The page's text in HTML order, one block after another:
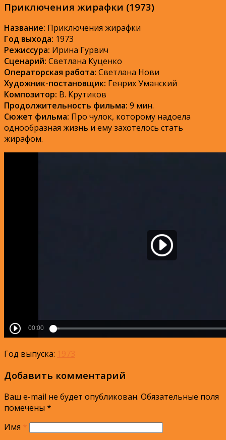
Приключения жирафки (1973)
Название: Приключения жирафки
Год выхода: 1973
Режиссура: Ирина Гурвич
Сценарий: Светлана Куценко
Операторская работа: Светлана Нови
Художник-постановщик: Генрих Уманский
Композитор: В. Крутиков
Продолжительность фильма: 9 мин.
Сюжет фильма: Про чулок, которому надоела
однообразная жизнь и ему захотелось стать
жирафом.
Год выпуска: 1973
Добавить комментарий
Ваш e-mail не будет опубликован. Обязательные поля
помечены *
Имя *